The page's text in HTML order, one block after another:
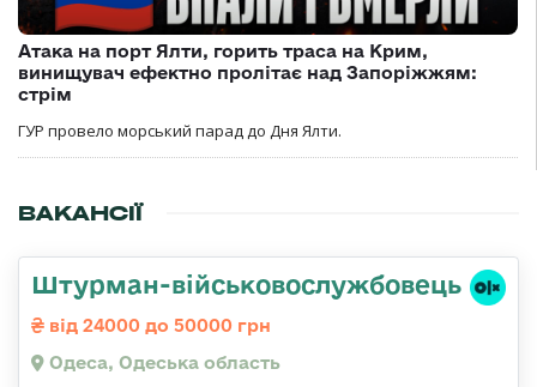
Атака на порт Ялти, горить траса на Крим,
винищувач ефектно пролітає над Запоріжжям:
стрім
ГУР провело морський парад до Дня Ялти.
ВАКАНСІЇ
Штурман-військовослужбовець
від 24000 до 50000 грн
Одеса, Одеська область